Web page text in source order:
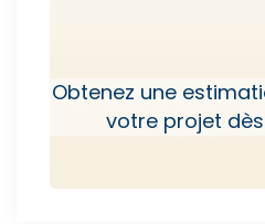
Obtenez une
votre projet